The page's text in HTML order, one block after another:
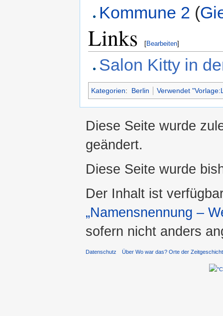
Kommune 2 (
Links [Bearbeiten]
Salon Kitty in
Kategorien: Berlin Verwendet
Diese Seite wurde
geändert.
Diese Seite wurde
Der Inhalt ist
„Namensnennung –
sofern nicht anders
Datenschutz Über Wo war das? Orte der